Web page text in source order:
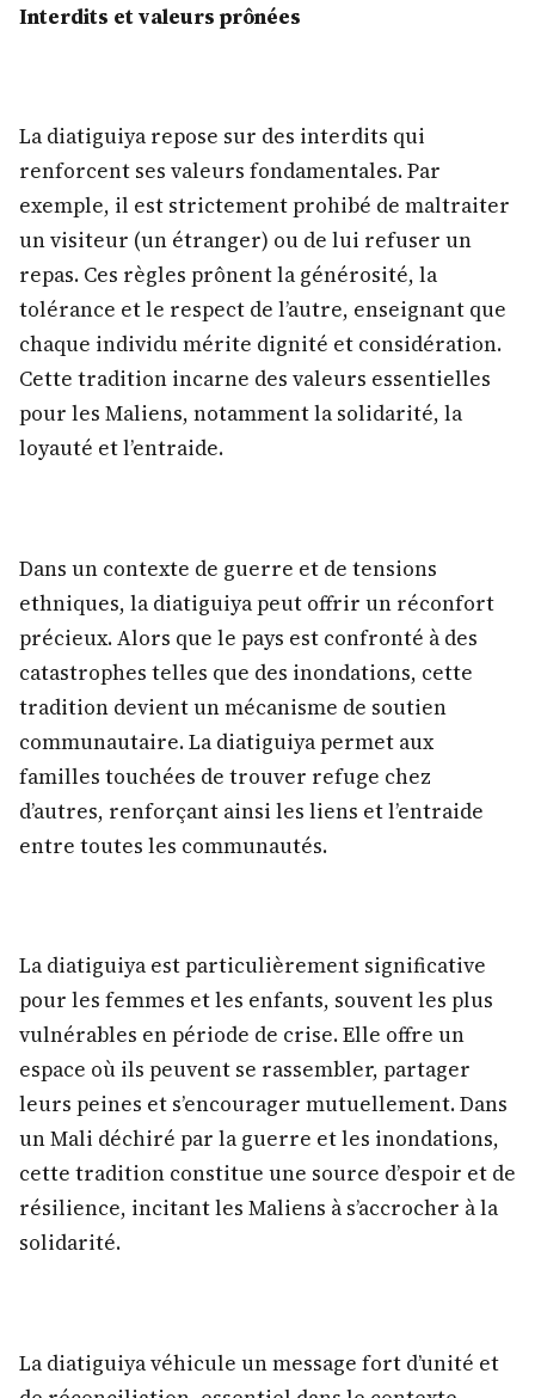
Interdits et valeurs prônées
La diatiguiya repose sur des interdits qui
renforcent ses valeurs fondamentales. Par
exemple, il est strictement prohibé de maltraiter
un visiteur (un étranger) ou de lui refuser un
repas. Ces règles prônent la générosité, la
tolérance et le respect de l’autre, enseignant que
chaque individu mérite dignité et considération.
Cette tradition incarne des valeurs essentielles
pour les Maliens, notamment la solidarité, la
loyauté et l’entraide.
Dans un contexte de guerre et de tensions
ethniques, la diatiguiya peut offrir un réconfort
précieux. Alors que le pays est confronté à des
catastrophes telles que des inondations, cette
tradition devient un mécanisme de soutien
communautaire. La diatiguiya permet aux
familles touchées de trouver refuge chez
d’autres, renforçant ainsi les liens et l’entraide
entre toutes les communautés.
La diatiguiya est particulièrement significative
pour les femmes et les enfants, souvent les plus
vulnérables en période de crise. Elle offre un
espace où ils peuvent se rassembler, partager
leurs peines et s’encourager mutuellement. Dans
un Mali déchiré par la guerre et les inondations,
cette tradition constitue une source d’espoir et de
résilience, incitant les Maliens à s’accrocher à la
solidarité.
La diatiguiya véhicule un message fort d’unité et